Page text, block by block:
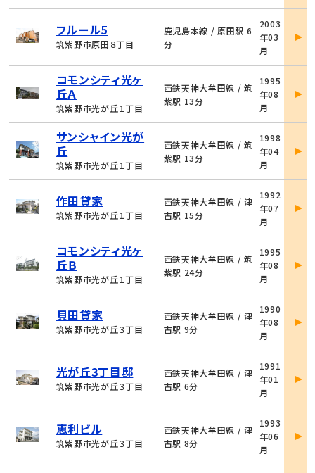
フルール5
筑紫野市原田８丁目
鹿児島本線 / 原田駅 6
分
2003
年03
月
詳
コモンシティ光ヶ
丘Ａ
筑紫野市光が丘１丁目
西鉄天神大牟田線 / 筑
紫駅 13分
1995
年08
月
詳
サンシャイン光が
丘
筑紫野市光が丘１丁目
西鉄天神大牟田線 / 筑
紫駅 13分
1998
年04
月
詳
作田貸家
筑紫野市光が丘１丁目
西鉄天神大牟田線 / 津
古駅 15分
1992
年07
月
詳
コモンシティ光ヶ
丘Ｂ
筑紫野市光が丘１丁目
西鉄天神大牟田線 / 筑
紫駅 24分
1995
年08
月
詳
貝田貸家
筑紫野市光が丘３丁目
西鉄天神大牟田線 / 津
古駅 9分
1990
年08
月
詳
光が丘3丁目邸
筑紫野市光が丘３丁目
西鉄天神大牟田線 / 津
古駅 6分
1991
年01
月
詳
恵利ビル
筑紫野市光が丘３丁目
西鉄天神大牟田線 / 津
古駅 8分
1993
年06
月
詳